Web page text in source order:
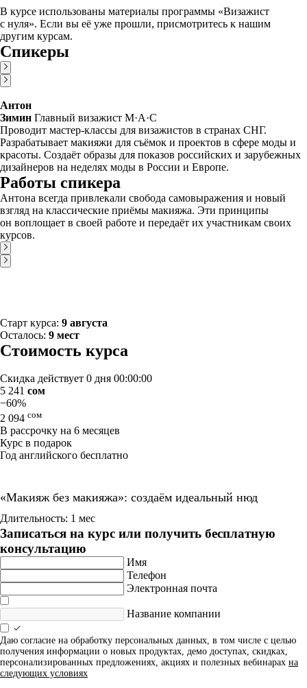
В курсе использованы материалы программы «Визажист
с нуля». Если вы её уже прошли, присмотритесь к нашим
другим курсам.
Спикеры
Антон
Зимин Главный визажист M·A·C
Проводит мастер-классы для визажистов в странах СНГ.
Разрабатывает макияжи для съёмок и проектов в сфере моды и
красоты. Создаёт образы для показов российских и зарубежных
дизайнеров на неделях моды в России и Европе.
Работы спикера
Антона всегда привлекали свобода самовыражения и новый
взгляд на классические приёмы макияжа. Эти принципы
он воплощает в своей работе и передаёт их участникам своих
курсов.
Старт курса: 9 августа
Осталось: 9 мест
Стоимость курса
Скидка действует 0 дня 00:00:00
5 241 сом
−60%
2 094 сом
В рассрочку на 6 месяцев
Курс в подарок
Год английского бесплатно
«Макияж без макияжа»: создаём идеальный нюд
Длительность: 1 мес
Записаться на курс или получить бесплатную
консультацию
Имя
Телефон
Электронная почта
Название компании
Даю согласие на обработку персональных данных, в том числе с целью
получения информации о новых продуктах, демо доступах, скидках,
персонализированных предложениях, акциях и полезных вебинарах на
следующих условиях